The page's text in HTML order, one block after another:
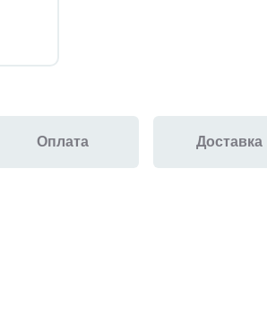
Оплата Доставка